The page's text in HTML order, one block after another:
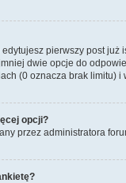
pierwszy post
dwie opcje do
(0 oznacza brak limitu)
opcji?
przez administratora